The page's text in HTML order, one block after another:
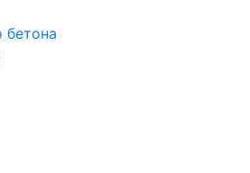
бетона